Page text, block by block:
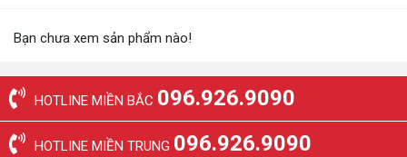
Bạn chưa xem sản phẩm nào!
HOTLINE MIỀN BẮC 096.926.9090
HOTLINE MIỀN TRUNG 096.926.9090